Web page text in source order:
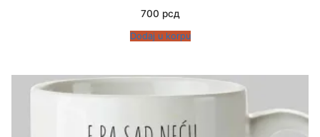
700 рсд
Dodaj u korpu